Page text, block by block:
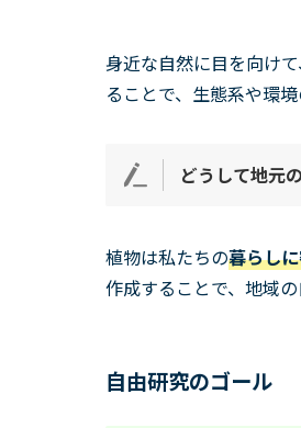
身近な自然に目を向け
ることで、生態系や環
どうして地元
植物は私たちの暮らし
作成することで、地域
自由研究のゴール